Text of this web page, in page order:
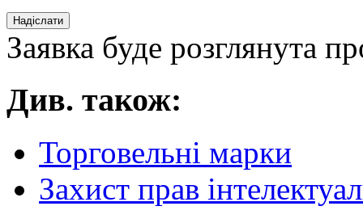
Заявка буде розглянута
Див. також:
Торговельні марки
Захист прав